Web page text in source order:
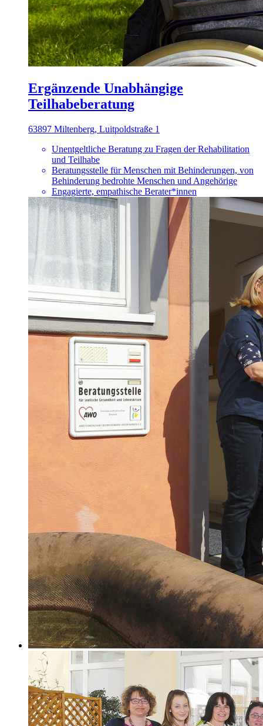
Ergänzende Unabhängige
Teilhabeberatung
63897 Miltenberg, Luitpoldstraße 1
Unentgeltliche Beratung zu Fragen der Rehabilitation
und Teilhabe
Beratungsstelle für Menschen mit Behinderungen, von
Behinderung bedrohte Menschen und Angehörige
Engagierte, empathische Berater*innen